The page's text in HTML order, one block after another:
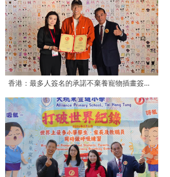
香港：最多人簽名的承諾不棄養寵物插畫簽名牆